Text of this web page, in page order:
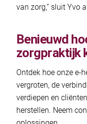
van zorg,” sluit Yvo
Benieuwd
zorgpraktijk
Ontdek hoe onze e-
vergroten, de
verdiepen en
herstellen. Neem